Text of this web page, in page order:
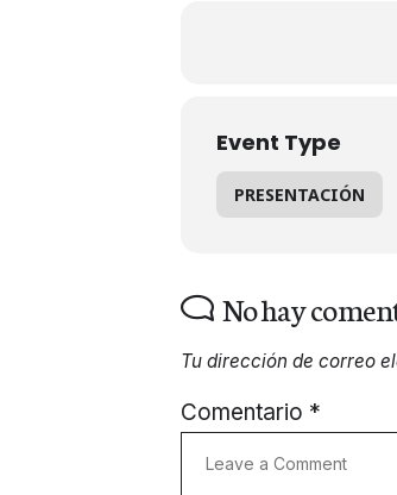
Event Type
PRESENTACIÓN
No hay
Tu dirección de correo
Comentario *